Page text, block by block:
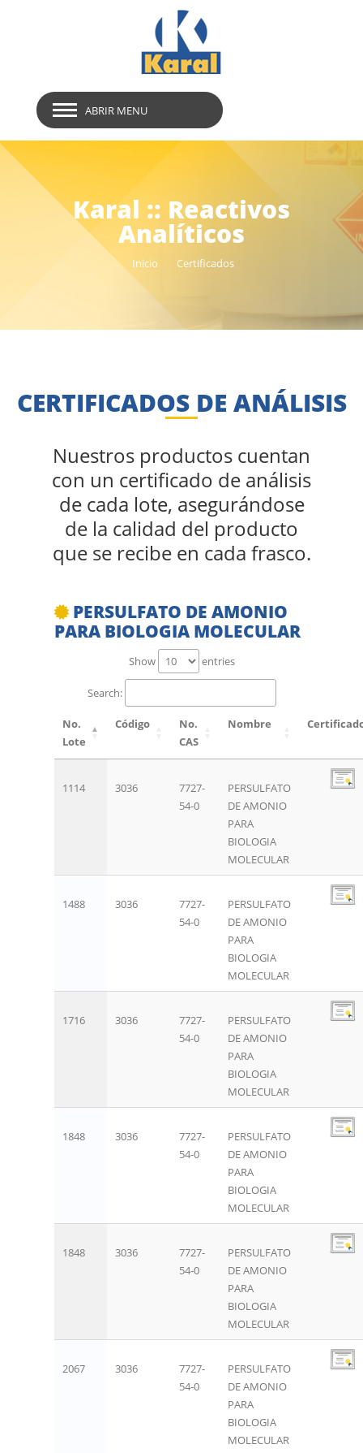
ABRIR MENU
Karal :: Reactivos
Analíticos
Inicio Certificados
CERTIFICADOS DE ANÁLISIS
Nuestros productos cuentan
con un certificado de análisis
de cada lote, asegurándose
de la calidad del producto
que se recibe en cada frasco.
PERSULFATO DE AMONIO
PARA BIOLOGIA MOLECULAR
Show entries
Search:
No.
Lote
Código
No.
CAS
Nombre
1114 3036
7727-
54-0
PERSULFATO
DE AMONIO
PARA
BIOLOGIA
MOLECULAR
1488 3036
7727-
54-0
PERSULFATO
DE AMONIO
PARA
BIOLOGIA
MOLECULAR
1716 3036
7727-
54-0
PERSULFATO
DE AMONIO
PARA
BIOLOGIA
MOLECULAR
1848 3036
7727-
54-0
PERSULFATO
DE AMONIO
PARA
BIOLOGIA
MOLECULAR
1848 3036
7727-
54-0
PERSULFATO
DE AMONIO
PARA
BIOLOGIA
MOLECULAR
2067 3036
7727-
54-0
PERSULFATO
DE AMONIO
PARA
BIOLOGIA
MOLECULAR